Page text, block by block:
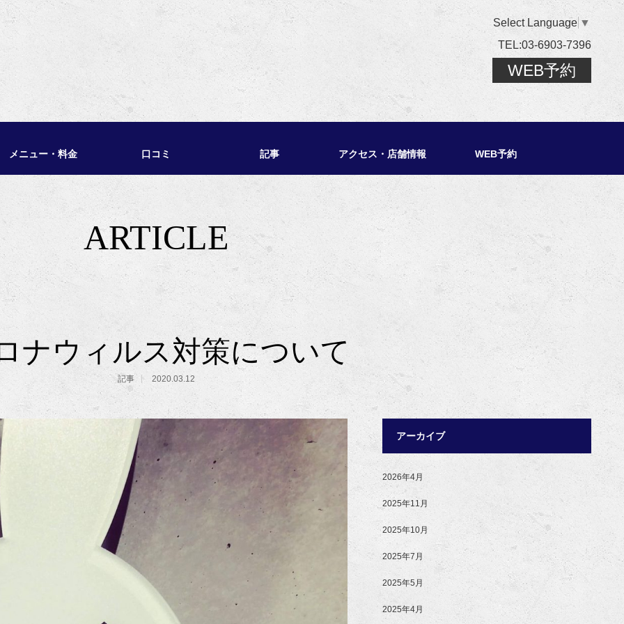
Select Language ▼
TEL:03-6903-7396
WEB予約
メニュー・料金 口コミ 記事 アクセス・店舗情報 WEB予約
ARTICLE
ナウィルス対策について
記事 2020.03.12
アーカイブ
2026年4月
2025年11月
2025年10月
2025年7月
2025年5月
2025年4月